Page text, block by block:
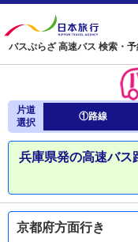
バスぷらざ 高速バス 検索・
片道
選択
①路線
兵庫県発の高速バス
京都府方面行き